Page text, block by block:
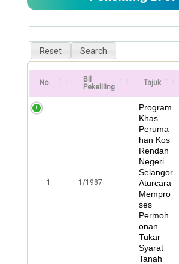
No.
Bil
Pekeliling
Tajuk
1 1/1987
Program
Khas
Peruma
han Kos
Rendah
Negeri
Selangor
Aturcara
Mempro
ses
Permoh
onan
Tukar
Syarat
Tanah